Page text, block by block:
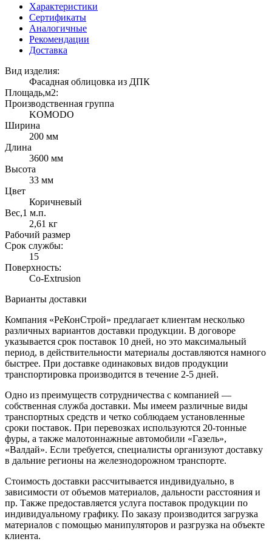
Характеристики
Сертификаты
Аналогичные
Рекомендации
Доставка
Вид изделия:
Фасадная облицовка из ДПК
Площадь,м2:
Производственная группа
KOMODO
Ширина
200 мм
Длина
3600 мм
Высота
33 мм
Цвет
Коричневый
Вес,1 м.п.
2,61 кг
Рабочий размер
Срок службы:
15
Поверхность:
Co-Extrusion
Варианты доставки
Компания «РеКонСтрой» предлагает клиентам несколько
различных вариантов доставки продукции. В договоре
указывается срок поставок 10 дней, но это максимальный
период, в действительности материалы доставляются намного
быстрее. При доставке одинаковых видов продукции
транспортировка производится в течение 2-5 дней.
Одно из преимуществ сотрудничества с компанией —
собственная служба доставки. Мы имеем различные виды
транспортных средств и четко соблюдаем установленные
сроки поставок. При перевозках используются 20-тонные
фуры, а также малотоннажные автомобили «Газель»,
«Валдай». Если требуется, специалисты организуют доставку
в дальние регионы на железнодорожном транспорте.
Стоимость доставки рассчитывается индивидуально, в
зависимости от объемов материалов, дальности расстояния и
пр. Также предоставляется услуга поставок продукции по
индивидуальному графику. По заказу производится загрузка
материалов с помощью манипуляторов и разгрузка на объекте
клиента.